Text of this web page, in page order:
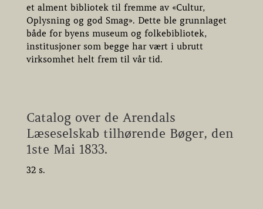
et alment bibliotek til fremme av «Cultur,
Oplysning og god Smag». Dette ble grunnlaget
både for byens museum og folkebibliotek,
institusjoner som begge har vært i ubrutt
virksomhet helt frem til vår tid.
Catalog over de Arendals
Læseselskab tilhørende Bøger, den
1ste Mai 1833.
32 s.